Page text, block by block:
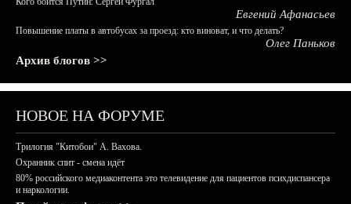
Евгений Афанасьев
Повышение платы в автобусах за проезд: кто виноват, и что делать?
Олег Паньков
Архив блогов >>
НОВОЕ НА ФОРУМЕ
Трилогия "Китобои" А. Вахова.
Охранник спит - смена идёт
80% российского медиаконтента это телевидение для пациентов психдиспансера
и наркологии.